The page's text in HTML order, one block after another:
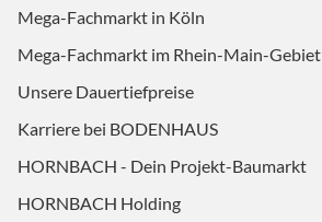
Mega-Fachmarkt in Köln
Mega-Fachmarkt im Rhein-Main-Gebiet
Unsere Dauertiefpreise
Karriere bei BODENHAUS
HORNBACH - Dein Projekt-Baumarkt
HORNBACH Holding